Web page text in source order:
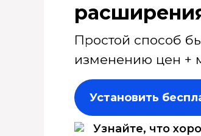
Простой способ
изменению цен +
Установить
Узнайте, что